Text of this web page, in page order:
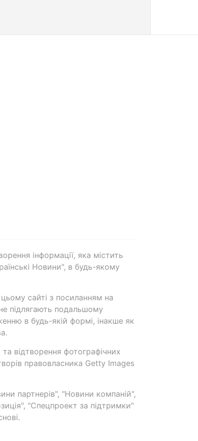
інформації, яка містить
Новини", в будь-якому
цьому сайті з посиланням на
підлягають подальшому
в будь-якій формі, інакше як
відтворення фотографічних
правовласника Getty Images
партнерів", "Новини компаній",
"Спецпроект за підтримки"